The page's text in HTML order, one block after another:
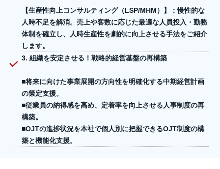
【生産性向上コンサルティング（LSP/MHM）】
：慢性的な
人時不足を解消。売上や客数に応じた最適な人員投入・勤務
体制を確立し、人時生産性を劇的に向上させる手法をご紹介
します。
3. 組織を安定させる！戦略的経営基盤の再構築
■将来に向けた事業展開の方向性を明確化する中期経営計画
の策定支援。
■従業員の納得感を高め、定着率を向上させる 人事制度の再
構築。
■OJTの進捗状況を本社で個人別に把握できるOJT制度の構
築と機能化支援。